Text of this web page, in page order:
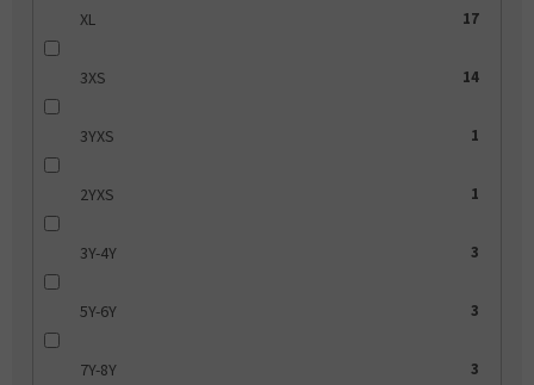
XL 17
3XS 14
3YXS 1
2YXS 1
3Y-4Y 3
5Y-6Y 3
7Y-8Y 3